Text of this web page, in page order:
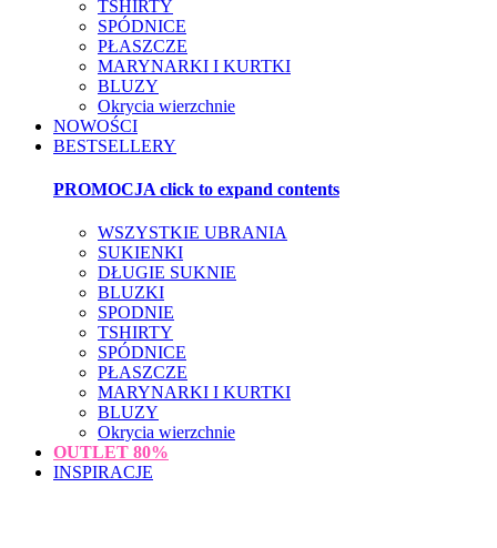
TSHIRTY
SPÓDNICE
PŁASZCZE
MARYNARKI I KURTKI
BLUZY
Okrycia wierzchnie
NOWOŚCI
BESTSELLERY
PROMOCJA click to expand contents
WSZYSTKIE UBRANIA
SUKIENKI
DŁUGIE SUKNIE
BLUZKI
SPODNIE
TSHIRTY
SPÓDNICE
PŁASZCZE
MARYNARKI I KURTKI
BLUZY
Okrycia wierzchnie
OUTLET 80%
INSPIRACJE